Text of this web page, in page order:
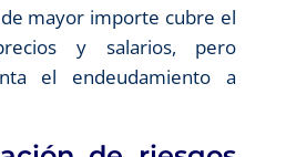
mayor importe cubre el
y salarios, pero
el endeudamiento a